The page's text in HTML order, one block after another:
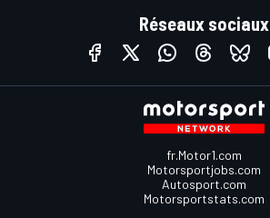
Réseaux sociaux
fr.Motor1.com
Motorsportjobs.com
Autosport.com
Motorsportstats.com